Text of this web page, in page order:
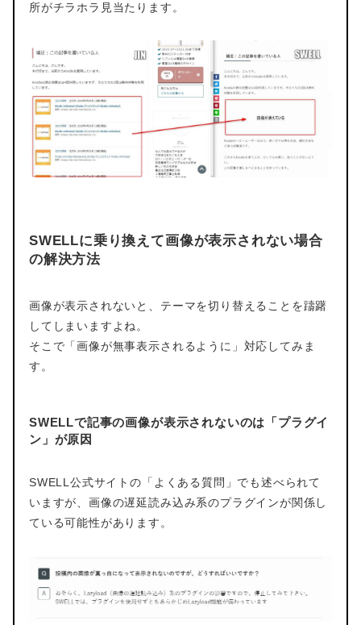
所がチラホラ見当たります。
SWELLに乗り換えて画像が表示されない場合
の解決方法
画像が表示されないと、テーマを切り替えることを躊躇
してしまいますよね。
そこで「画像が無事表示されるように」対応してみま
す。
SWELLで記事の画像が表示されないのは「プラグイ
ン」が原因
SWELL公式サイトの「よくある質問」でも述べられて
いますが、画像の遅延読み込み系のプラグインが関係し
ている可能性があります。